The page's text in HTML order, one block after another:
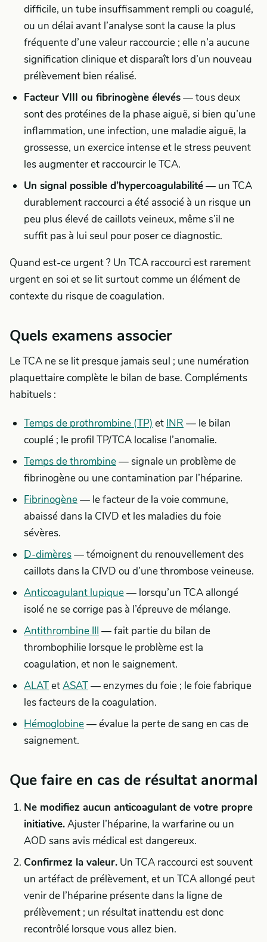
difficile, un tube insuffisamment rempli ou coagulé,
ou un délai avant l’analyse sont la cause la plus
fréquente d’une valeur raccourcie ; elle n’a aucune
signification clinique et disparaît lors d’un nouveau
prélèvement bien réalisé.
Facteur VIII ou fibrinogène élevés— tous deux
sont des protéines de la phase aiguë, si bien qu’une
inflammation, une infection, une maladie aiguë, la
grossesse, un exercice intense et le stress peuvent
les augmenter et raccourcir le TCA.
Un signal possible d’hypercoagulabilité— un TCA
durablement raccourci a été associé à un risque un
peu plus élevé de caillots veineux, même s’il ne
suffit pas à lui seul pour poser ce diagnostic.
Quand est-ce urgent ? Un TCA raccourci est rarement
urgent en soi et se lit surtout comme un élément de
contexte du risque de coagulation.
Quels examens associer
Le TCA ne se lit presque jamais seul ; une numération
plaquettaire complète le bilan de base. Compléments
habituels :
Temps de prothrombine (TP) et INR — le bilan
couplé ; le profil TP/TCA localise l’anomalie.
Temps de thrombine— signale un problème de
fibrinogène ou une contamination par l’héparine.
Fibrinogène— le facteur de la voie commune,
abaissé dans la CIVD et les maladies du foie
sévères.
D-dimères— témoignent du renouvellement des
caillots dans la CIVD ou d’une thrombose veineuse.
Anticoagulant lupique— lorsqu’un TCA allongé
isolé ne se corrige pas à l’épreuve de mélange.
Antithrombine III — fait partie du bilan de
thrombophilie lorsque le problème est la
coagulation, et non le saignement.
ALATetASAT— enzymes du foie ; le foie fabrique
les facteurs de la coagulation.
Hémoglobine— évalue la perte de sang en cas de
saignement.
Que faire en cas de résultat anormal
Ne modifiez aucun anticoagulant de votre propre
initiative.Ajuster l’héparine, la warfarine ou un
AOD sans avis médical est dangereux.
Confirmez la valeur. Un TCA raccourci est souvent
un artéfact de prélèvement, et un TCA allongé peut
venir de l’héparine présente dans la ligne de
prélèvement ; un résultat inattendu est donc
recontrôlé lorsque vous allez bien.